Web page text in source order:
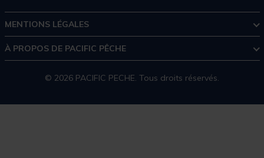
MENTIONS LÉGALES
À PROPOS DE PACIFIC PÊCHE
© 2026 PACIFIC PECHE. Tous droits réservés.